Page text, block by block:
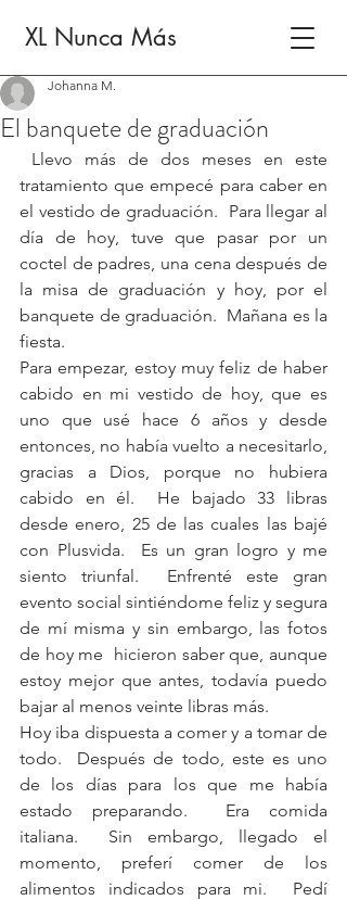
XL Nunca Más
El banquete de graduación
Johanna M.
tratamiento que empecé para caber en
el vestido de graduación.  Para llegar al
día de hoy, tuve que pasar por un
coctel de padres, una cena después de
la misa de graduación y hoy, por el
banquete de graduación.  Mañana es la
fiesta.
Para empezar, estoy muy feliz de haber
cabido en mi vestido de hoy, que es
uno que usé hace 6 años y desde
entonces, no había vuelto a necesitarlo,
gracias a Dios, porque no hubiera
cabido en él.  He bajado 33 libras
desde enero, 25 de las cuales las bajé
con Plusvida.  Es un gran logro y me
siento triunfal.  Enfrenté este gran
evento social sintiéndome feliz y segura
de mí misma y sin embargo, las fotos
de hoy me  hicieron saber que, aunque
estoy mejor que antes, todavía puedo
bajar al menos veinte libras más.
Hoy iba dispuesta a comer y a tomar de
todo.  Después de todo, este es uno
de los días para los que me había
estado preparando.  Era comida
italiana.  Sin embargo, llegado el
momento, preferí comer de los
alimentos indicados para mi.  Pedí